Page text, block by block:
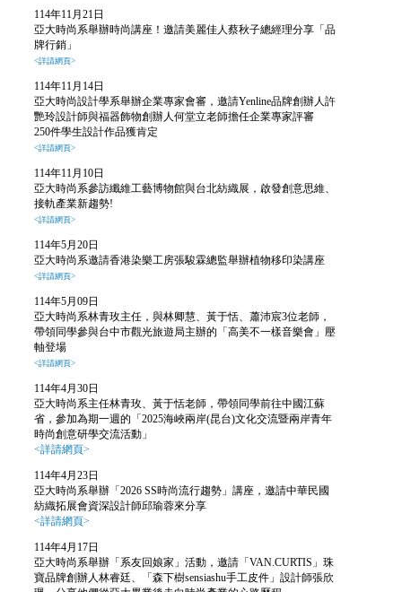
114年11月21日
亞大時尚系舉辦時尚講座！邀請美麗佳人蔡秋子總經理分享「品
牌行銷」
<詳請網頁>
114年11月14日
亞大時尚設計學系舉辦企業專家會審，邀請Yenline品牌創辦人許
艷玲設計師與福器飾物創辦人何堂立老師擔任企業專家評審
250件學生設計作品獲肯定
<詳請網頁>
114年11月10日
亞大時尚系參訪纖維工藝博物館與台北紡織展，啟發創意思維、
接軌產業新趨勢!
<詳請網頁>
114年5月20日
亞大時尚系邀請香港染樂工房張駿霖總監舉辦植物移印染講座
<詳請網頁>
114年5月09日
亞大時尚系林青玫主任，與林卿慧、黃于恬、蕭沛宸3位老師，
帶領同學參與台中市觀光旅遊局主辦的「高美不一樣音樂會」壓
軸登場
<詳請網頁>
114年4月30日
亞大時尚系主任林青玫、黃于恬老師，帶領同學前往中國江蘇
省，參加為期一週的「2025海峽兩岸(昆台)文化交流暨兩岸青年
時尚創意研學交流活動」
<詳請網頁>
114年4月23日
亞大時尚系舉辦「2026 SS時尚流行趨勢」講座，邀請中華民國
紡織拓展會資深設計師邱瑜蓉來分享
<詳請網頁>
114年4月17日
亞大時尚系舉辦「系友回娘家」活動，邀請「VAN.CURTIS」珠
寶品牌創辦人林睿廷、「森下樹sensiashu手工皮件」設計師張欣